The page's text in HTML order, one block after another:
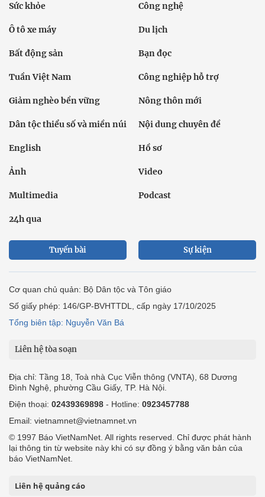
Sức khỏe Công nghệ
Ô tô xe máy Du lịch
Bất động sản Bạn đọc
Tuần Việt Nam Công nghiệp hỗ trợ
Giảm nghèo bền vững Nông thôn mới
Dân tộc thiểu số và miền núi Nội dung chuyên đề
English Hồ sơ
Ảnh Video
Multimedia Podcast
24h qua
Tuyến bài Sự kiện
Cơ quan chủ quản: Bộ Dân tộc và Tôn giáo
Số giấy phép: 146/GP-BVHTTDL, cấp ngày 17/10/2025
Tổng biên tập: Nguyễn Văn Bá
Liên hệ tòa soạn
Địa chỉ: Tầng 18, Toà nhà Cục Viễn thông (VNTA), 68 Dương
Đình Nghệ, phường Cầu Giấy, TP. Hà Nội.
Điện thoại: 02439369898 - Hotline: 0923457788
Email: vietnamnet@vietnamnet.vn
© 1997 Báo VietNamNet. All rights reserved. Chỉ được phát hành
lại thông tin từ website này khi có sự đồng ý bằng văn bản của
báo VietNamNet.
Liên hệ quảng cáo